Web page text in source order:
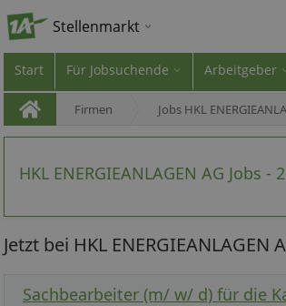
Stellenmarkt
Start Für Jobsuchende Arbeitgeber
Firmen Jobs HKL
HKL ENERGIEANLAGEN AG Jobs
Jetzt bei HKL
Sachbearbeiter (m/ w/ d) für die